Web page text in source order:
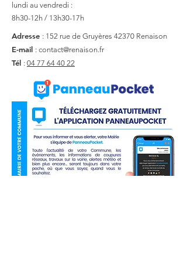
lundi au vendredi :
8h30-12h / 13h30-17h
Adresse : 152 rue de Gruyères 42370 Renaison
E-mail : contact@renaison.fr
Tél : 04 77 64 40 22